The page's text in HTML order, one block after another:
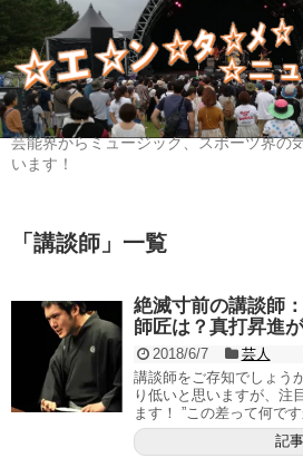
芸能界からミュージック、スポーツ界の
います！
「 講談師 」 一覧
絶滅寸前の講談師
師匠は？真打昇進
2018/6/7
芸人
講談師をご存知でしょう
り低いと思いますが、注
ます！ ”この差って何です
記